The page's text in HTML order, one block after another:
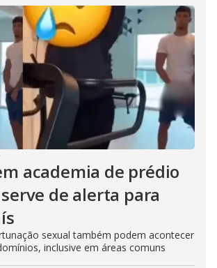
academia de prédio
de alerta para
sexual também podem acontecer
inclusive em áreas comuns